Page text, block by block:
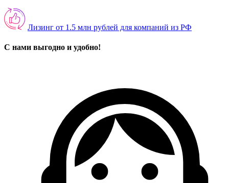
Лизинг от 1.5 млн рублей для компаний из РФ
С нами выгодно и удобно!